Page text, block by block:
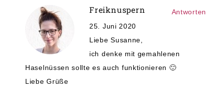
Freiknuspern
25. Juni 2020
Liebe Susanne,
ich denke mit gemahlenen
Haselnüssen sollte es auch funktionieren 🙂
Liebe Grüße
Antworten